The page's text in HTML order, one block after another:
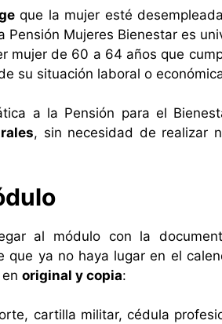
que la mujer esté
Pensión Mujeres Bienestar es
mujer de 60 a 64 años que
su situación laboral o
a la Pensión para el
, sin necesidad de realizar
al módulo con la
ya no haya lugar en el
original y copia:
cartilla militar, cédula